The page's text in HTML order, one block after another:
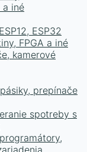
a iné
ESP32
FPGA a iné
kamerové
prepínače
spotreby s